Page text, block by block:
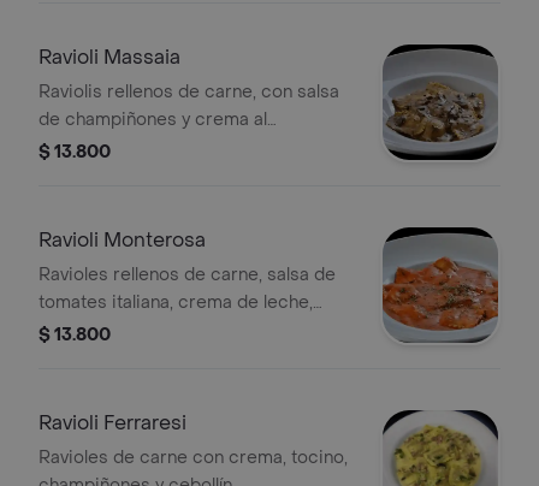
Ravioli Massaia
Raviolis rellenos de carne, con salsa
de champiñones y crema al
parmesano
$ 13.800
Ravioli Monterosa
Ravioles rellenos de carne, salsa de
tomates italiana, crema de leche,
mozzarella, orégano y albahaca
$ 13.800
Ravioli Ferraresi
Ravioles de carne con crema, tocino,